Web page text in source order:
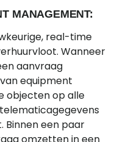
MANAGEMENT:
real-time
Wanneer
aanvraag
equipment
objecten op alle
Binnen een paar
omzetten in een